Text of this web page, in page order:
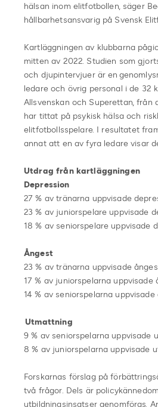
hälsan inom elitfotbollen, säger
hållbarhetsansvarig på Svensk
Kartläggningen av klubbarna
mitten av 2022. Studien som
och djupintervjuer är en
ledare och övrig personal i de 32
Allsvenskan och Superettan, från
har tittat på psykisk hälsa och
elitfotbollsspelare. I resultatet
annat att en av fyra ledare visar
Utdrag från kartläggningen
Depression
27 % av tränarna uppvisade
23 % av juniorspelare uppvisade
18 % av seniorspelare uppvisade
Ångest
23 % av tränarna uppvisade
17 % av juniorspelarna uppvisade
14 % av seniorspelarna
Utmattning
9 % av seniorspelarna uppvisade
8 % av juniorspelarna uppvisade
Forskarnas förslag på
två frågor. Dels är
utbildningsinsatser genomföras.